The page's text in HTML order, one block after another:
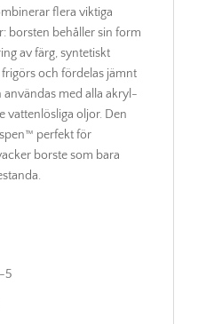
flera viktiga
borsten behåller sin form
av färg, syntetiskt
och fördelas jämnt
användas med alla akryl-
vattenlösliga oljor. Den
perfekt för
borste som bara